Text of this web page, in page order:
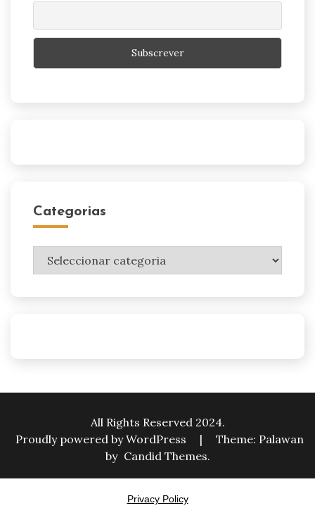
Categorias
Categorias
All Rights Reserved 2024.
Proudly powered by WordPress
|
Theme: Palawan
by Candid Themes.
Privacy Policy